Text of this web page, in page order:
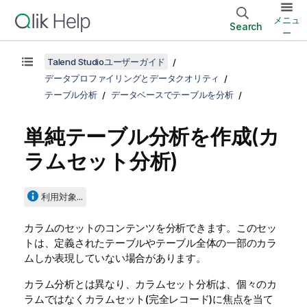
Search
メニュ
ー
Talend Studioユーザーガイド
データプロファイリングとデータクオリティ
テーブル分析
データベースでテーブルを分析
単純テーブル分析を作成(カ
ラムセット分析)
利用対象...
カラムのセットのコンテンツを分析できます。このセッ
トは、定義されたテーブルやテーブル全体の一部のカラ
ムしか表現していない場合があります。
カラム分析とは異なり、カラムセット分析は、個々のカ
ラムではなくカラムセット(完全レコード)に焦点を当て